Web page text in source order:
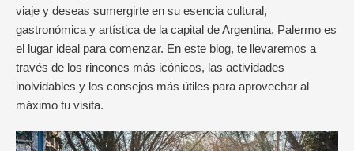
viaje y deseas sumergirte en su esencia cultural,
gastronómica y artística de la capital de Argentina, Palermo es
el lugar ideal para comenzar. En este blog, te llevaremos a
través de los rincones más icónicos, las actividades
inolvidables y los consejos más útiles para aprovechar al
máximo tu visita.